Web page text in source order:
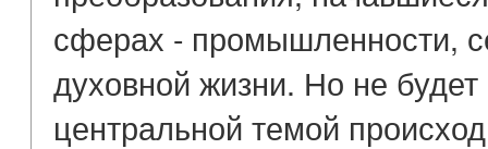
сферах - промышленности,
духовной жизни. Но не
центральной темой